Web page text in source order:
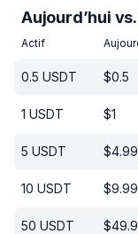
Aujourd’hui
Actif
0.5 USDT $0.5
1 USDT $1
5 USDT $4.99
10 USDT $9.99
50 USDT $